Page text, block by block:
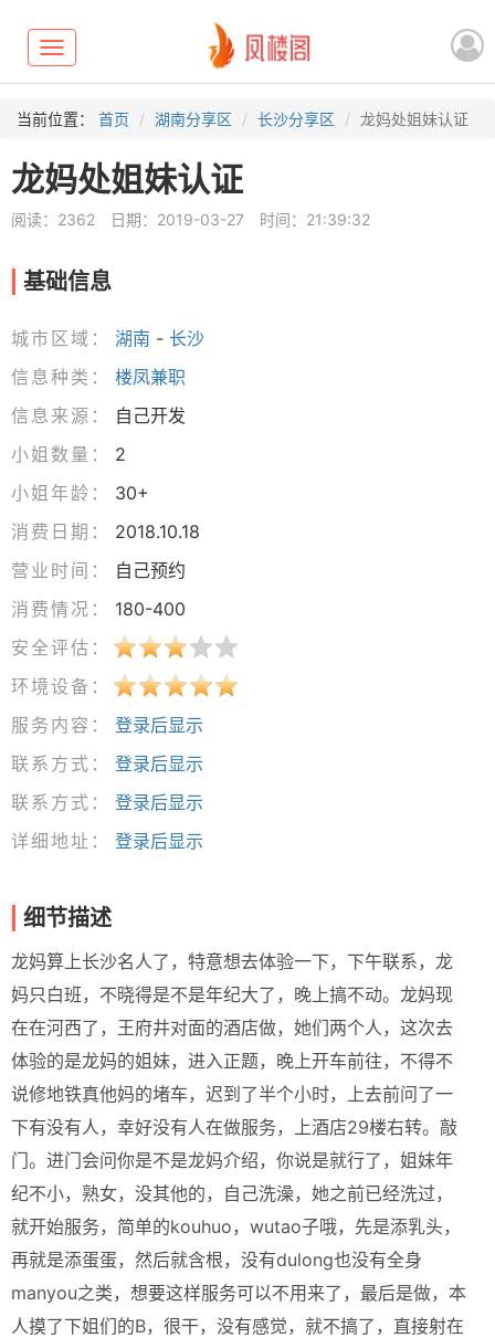
Toggle
navigation
当前位置： 首页 湖南分享区 长沙分享区 龙妈处姐妹认证
龙妈处姐妹认证
阅读：2362 日期：2019-03-27 时间：21:39:32
基础信息
城市区域： 湖南 - 长沙
信息种类：
楼凤兼职
信息来源：
自己开发
小姐数量：
2
小姐年龄：
30+
消费日期：
2018.10.18
营业时间：
自己预约
消费情况：
180-400
安全评估：
环境设备：
服务内容：
登录后显示
联系方式：
登录后显示
联系方式：
登录后显示
详细地址：
登录后显示
细节描述
龙妈算上长沙名人了，特意想去体验一下，下午联系，龙
妈只白班，不晓得是不是年纪大了，晚上搞不动。龙妈现
在在河西了，王府井对面的酒店做，她们两个人，这次去
体验的是龙妈的姐妹，进入正题，晚上开车前往，不得不
说修地铁真他妈的堵车，迟到了半个小时，上去前问了一
下有没有人，幸好没有人在做服务，上酒店29楼右转。敲
门。进门会问你是不是龙妈介绍，你说是就行了，姐妹年
纪不小，熟女，没其他的，自己洗澡，她之前已经洗过，
就开始服务，简单的kouhuo，wutao子哦，先是添乳头，
再就是添蛋蛋，然后就含根，没有dulong也没有全身
manyou之类，想要这样服务可以不用来了，最后是做，本
人摸了下姐们的B，很干，没有感觉，就不搞了，直接射在